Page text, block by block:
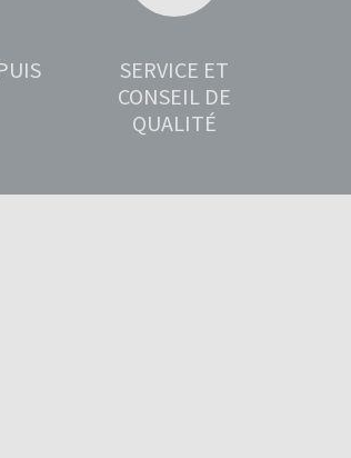
SERVICE ET
CONSEIL DE
QUALITÉ